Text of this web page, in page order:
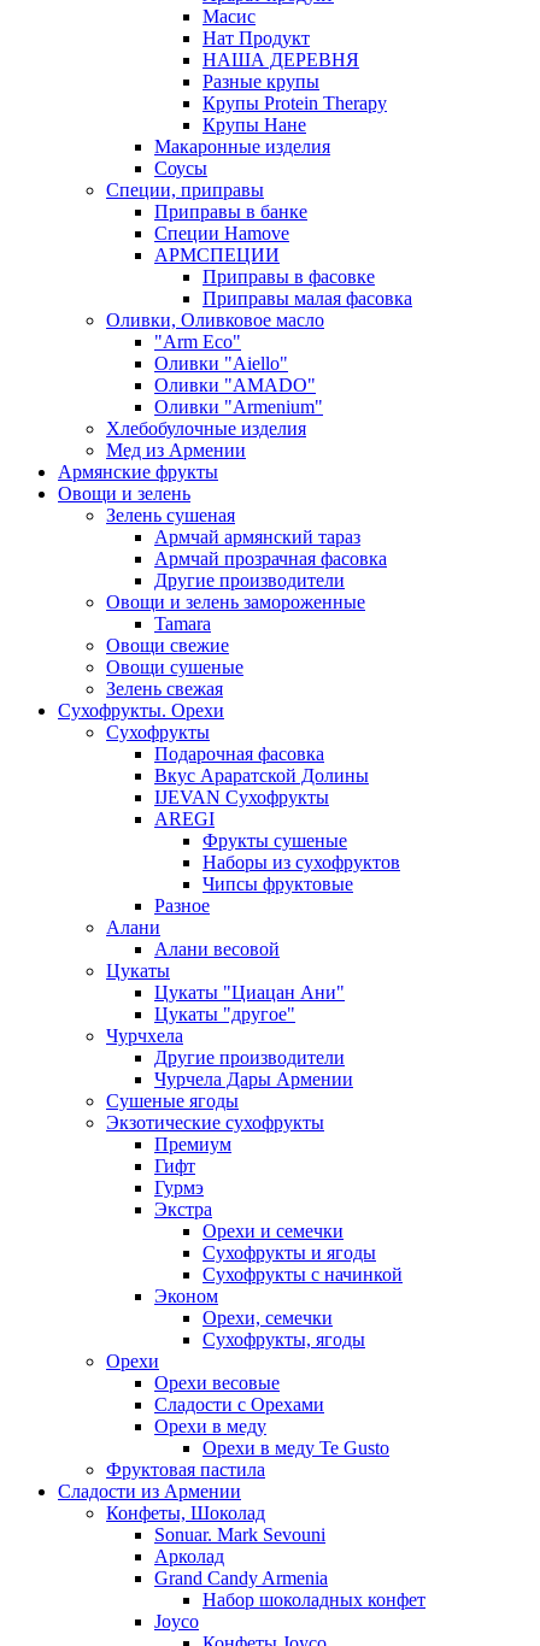
Масис
Нат Продукт
НАША ДЕРЕВНЯ
Разные крупы
Крупы Protein Therapy
Крупы Нане
Макаронные изделия
Соусы
Специи, приправы
Приправы в банке
Специи Hamove
АРМСПЕЦИИ
Приправы в фасовке
Приправы малая фасовка
Оливки, Оливковое масло
"Arm Eco"
Оливки "Aiello"
Оливки "AMADO"
Оливки "Armenium"
Хлебобулочные изделия
Мед из Армении
Армянские фрукты
Овощи и зелень
Зелень сушеная
Армчай армянский тараз
Армчай прозрачная фасовка
Другие производители
Овощи и зелень замороженные
Tamara
Овощи свежие
Овощи сушеные
Зелень свежая
Сухофрукты. Орехи
Сухофрукты
Подарочная фасовка
Вкус Араратской Долины
IJEVAN Сухофрукты
AREGI
Фрукты сушеные
Наборы из сухофруктов
Чипсы фруктовые
Разное
Алани
Алани весовой
Цукаты
Цукаты "Циацан Ани"
Цукаты "другое"
Чурчхела
Другие производители
Чурчела Дары Армении
Сушеные ягоды
Экзотические сухофрукты
Премиум
Гифт
Гурмэ
Экстра
Орехи и семечки
Сухофрукты и ягоды
Сухофрукты с начинкой
Эконом
Орехи, семечки
Сухофрукты, ягоды
Орехи
Орехи весовые
Сладости с Орехами
Орехи в меду
Орехи в меду Te Gusto
Фруктовая пастила
Сладости из Армении
Конфеты, Шоколад
Sonuar. Mark Sevouni
Арколад
Grand Candy Armenia
Набор шоколадных конфет
Joyco